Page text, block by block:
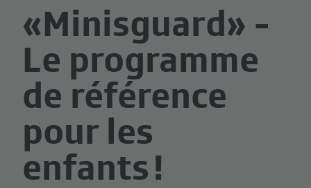
«Minisguard» -
Le programme
de référence
pour les
enfants !